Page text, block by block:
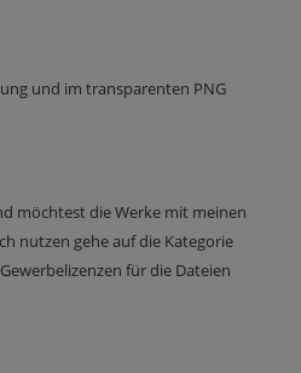
und im transparenten PNG
möchtest die Werke mit meinen
nutzen gehe auf die Kategorie
für die Dateien